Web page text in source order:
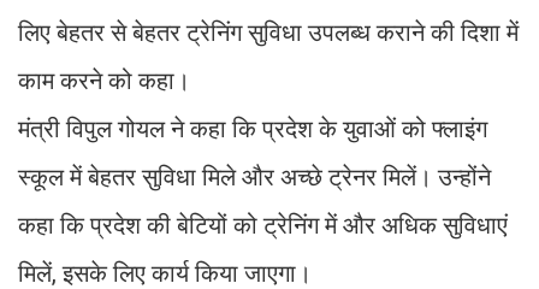
लिए बेहतर से बेहतर ट्रेनिंग सुविधा उपलब्ध कराने की दिशा में
काम करने को कहा।
मंत्री विपुल गोयल ने कहा कि प्रदेश के युवाओं को फ्लाइंग
स्कूल में बेहतर सुविधा मिले और अच्छे ट्रेनर मिलें। उन्होंने
कहा कि प्रदेश की बेटियों को ट्रेनिंग में और अधिक सुविधाएं
मिलें, इसके लिए कार्य किया जाएगा।